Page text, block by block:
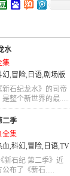
水
集
幻,冒险, 日语,剧场版
新石纪龙水》的司帝
是整个新世界的最.....
二季
全集
血,科幻,冒险, 日语,TV
新石纪 第二季》近
公布了《新石.....